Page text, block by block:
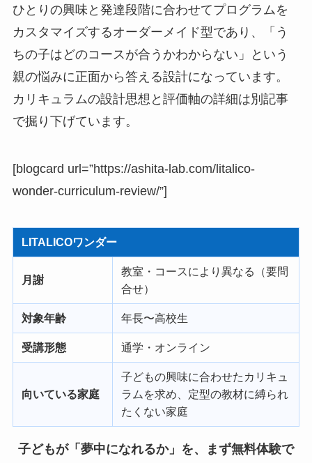
ひとりの興味と発達段階に合わせてプログラムを
カスタマイズするオーダーメイド型であり、「う
ちの子はどのコースが合うかわからない」という
親の悩みに正面から答える設計になっています。
カリキュラムの設計思想と評価軸の詳細は別記事
で掘り下げています。
[blogcard url=”https://ashita-lab.com/litalico-
wonder-curriculum-review/”]
LITALICOワンダー
月謝
教室・コースにより異なる（要問
合せ）
対象年齢 年長〜高校生
受講形態 通学・オンライン
向いている家庭
子どもの興味に合わせたカリキュ
ラムを求め、定型の教材に縛られ
たくない家庭
子どもが「夢中になれるか」を、まず無料体験で